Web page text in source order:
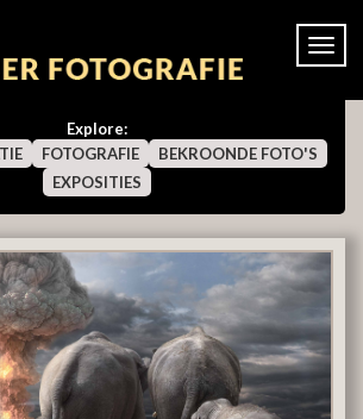
Explore:
FOTOGRAFIE
BEKROONDE FOTO'S
EXPOSITIES